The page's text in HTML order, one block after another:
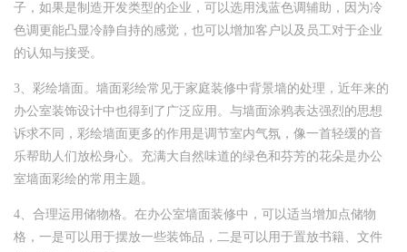
子，如果是制造开发类型的企业，可以选用浅蓝色调辅助，因为冷
色调更能凸显冷静自持的感觉，也可以增加客户以及员工对于企业
的认知与接受。
3、彩绘墙面。墙面彩绘常见于家庭装修中背景墙的处理，近年来的
办公室装饰设计中也得到了广泛应用。与墙面涂鸦表达强烈的思想
诉求不同，彩绘墙面更多的作用是调节室内气氛，像一首轻缓的音
乐帮助人们放松身心。充满大自然味道的绿色和芬芳的花朵是办公
室墙面彩绘的常用主题。
4、合理运用储物格。在办公室墙面装修中，可以适当增加点储物
格，一是可以用于摆放一些装饰品，二是可以用于置放书籍、文件